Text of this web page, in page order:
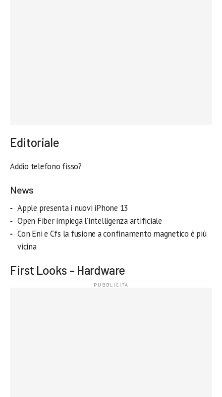
Editoriale
Addio telefono fisso?
News
Apple presenta i nuovi iPhone 13
Open Fiber impiega l’intelligenza artificiale
Con Eni e Cfs la fusione a confinamento magnetico è più
vicina
First Looks – Hardware